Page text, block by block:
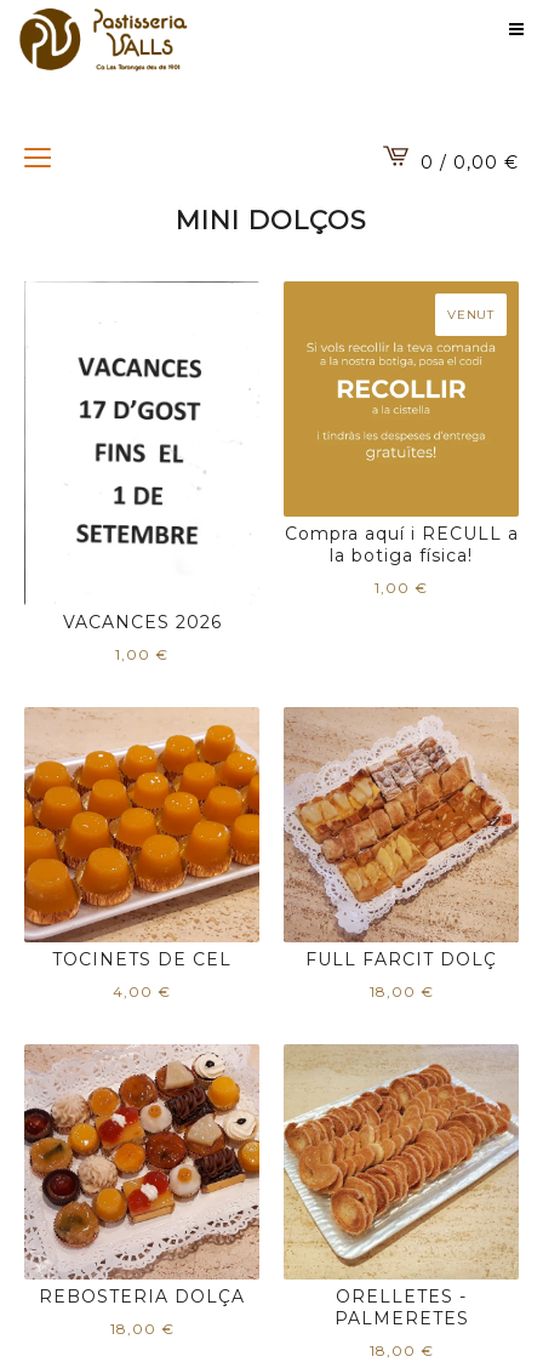
0 / 0,00 €
MINI DOLÇOS
VACANCES 2026
1,00 €
Compra aquí i RECULL a
la botiga física!
1,00 €
VENUT
TOCINETS DE CEL
4,00 €
FULL FARCIT DOLÇ
18,00 €
REBOSTERIA DOLÇA
18,00 €
ORELLETES -
PALMERETES
18,00 €